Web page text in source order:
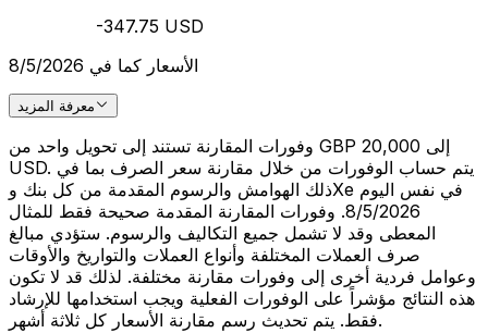
-347.75 USD
الأسعار كما في 8/5/2026
معرفة المزيد
وفورات المقارنة تستند إلى تحويل واحد من GBP 20,000 إلى
USD. يتم حساب الوفورات من خلال مقارنة سعر الصرف بما في
ذلك الهوامش والرسوم المقدمة من كل بنك وXe في نفس اليوم
8/5/2026. وفورات المقارنة المقدمة صحيحة فقط للمثال
المعطى وقد لا تشمل جميع التكاليف والرسوم. ستؤدي مبالغ
صرف العملات المختلفة وأنواع العملات والتواريخ والأوقات
وعوامل فردية أخرى إلى وفورات مقارنة مختلفة. لذلك قد لا تكون
هذه النتائج مؤشراً على الوفورات الفعلية ويجب استخدامها للإرشاد
فقط. يتم تحديث رسم مقارنة الأسعار كل ثلاثة أشهر.